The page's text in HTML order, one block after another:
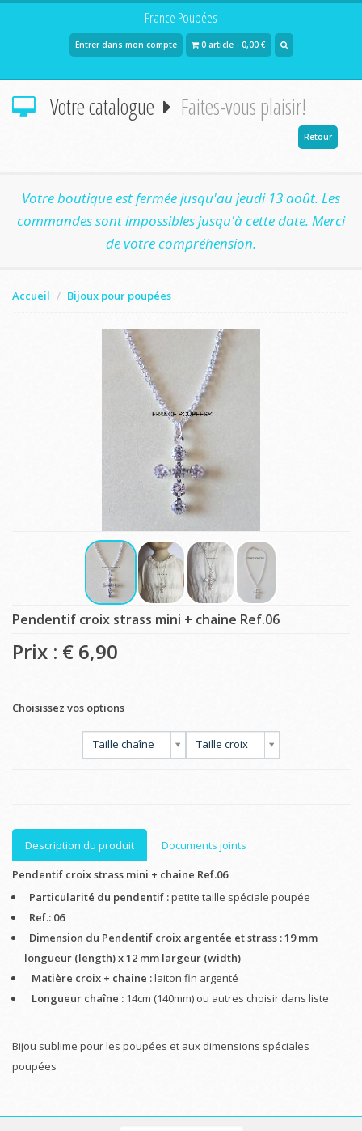
France Poupées
Entrer dans mon compte 0 article - 0,00 €
Votre catalogue Faites-vous plaisir!
Retour
Votre boutique est fermée jusqu'au jeudi 13 août. Les
commandes sont impossibles jusqu'à cette date. Merci
de votre compréhension.
Accueil Bijoux pour poupées
Pendentif croix strass mini + chaine Ref.06
Prix : € 6,90
Choisissez vos options
Taille chaîne Taille croix
Description du produit
Documents joints
Pendentif croix strass mini + chaine Ref.06
Particularité du pendentif :petite taille spéciale poupée
Ref.: 06
Dimension du Pendentif croix argentée et strass :19 mm
longueur (length) x 12 mm largeur (width)
Matière croix + chaine :laiton fin argenté
Longueur chaîne : 14cm (140mm) ou autres choisir dans liste
Bijou sublime pour les poupées et aux dimensions spéciales
poupées